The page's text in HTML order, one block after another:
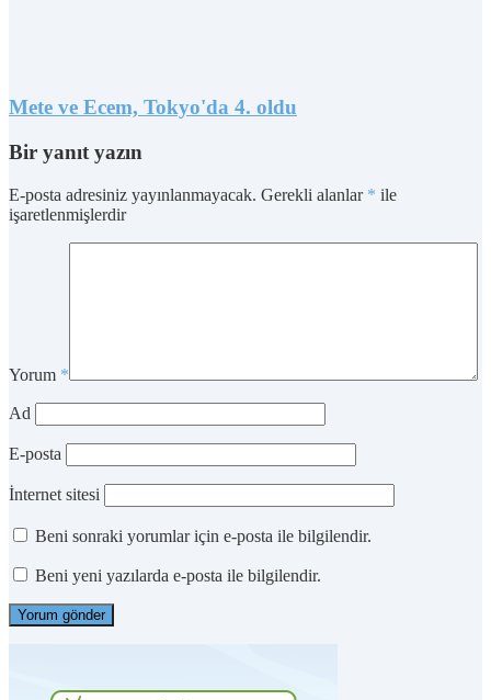
Mete ve Ecem, Tokyo'da 4. oldu
Bir yanıt yazın
E-posta adresiniz yayınlanmayacak. Gerekli alanlar * ile
işaretlenmişlerdir
Yorum *
Ad
E-posta
İnternet sitesi
Beni sonraki yorumlar için e-posta ile bilgilendir.
Beni yeni yazılarda e-posta ile bilgilendir.